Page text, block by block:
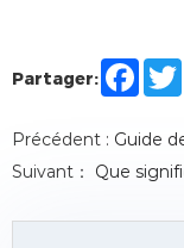
Partager:
F
b
o
o
Précédent : Guide des
Suivant： Que signifient les